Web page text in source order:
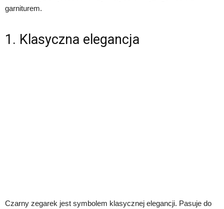
garniturem.
1. Klasyczna elegancja
Czarny zegarek jest symbolem klasycznej elegancji. Pasuje do